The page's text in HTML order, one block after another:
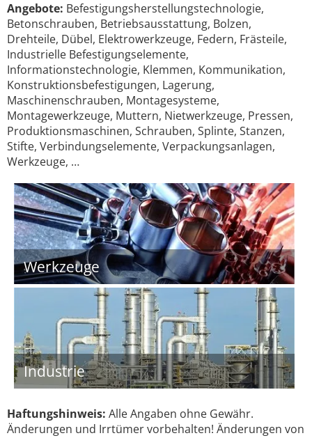
Angebote: Befestigungsherstellungstechnologie,
Betonschrauben, Betriebsausstattung, Bolzen,
Drehteile, Dübel, Elektrowerkzeuge, Federn, Frästeile,
Industrielle Befestigungselemente,
Informationstechnologie, Klemmen, Kommunikation,
Konstruktionsbefestigungen, Lagerung,
Maschinenschrauben, Montagesysteme,
Montagewerkzeuge, Muttern, Nietwerkzeuge, Pressen,
Produktionsmaschinen, Schrauben, Splinte, Stanzen,
Stifte, Verbindungselemente, Verpackungsanlagen,
Werkzeuge, …
Werkzeuge
Industrie
Haftungshinweis: Alle Angaben ohne Gewähr.
Änderungen und Irrtümer vorbehalten! Änderungen von